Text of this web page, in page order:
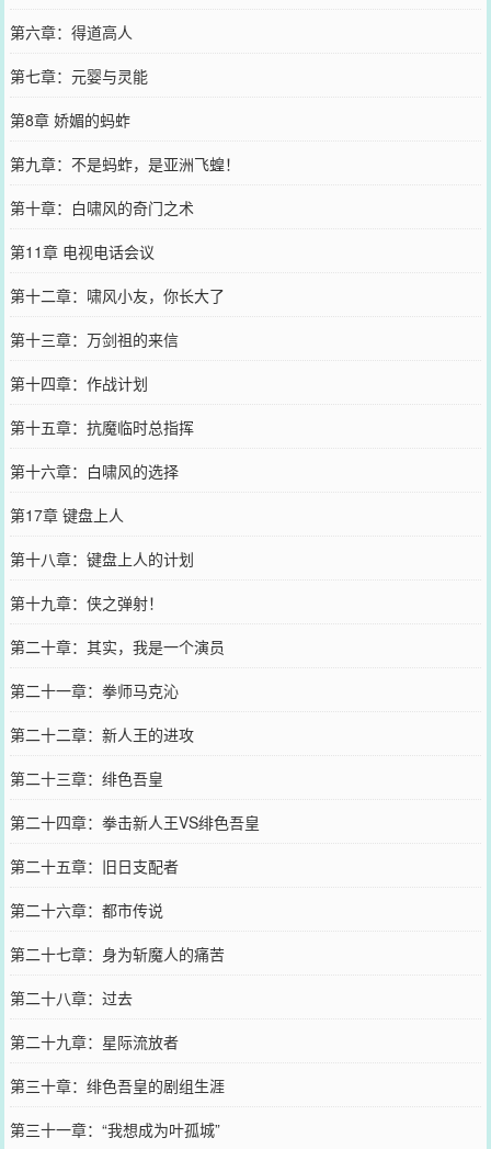
第六章：得道高人
第七章：元婴与灵能
第8章 娇媚的蚂蚱
第九章：不是蚂蚱，是亚洲飞蝗！
第十章：白啸风的奇门之术
第11章 电视电话会议
第十二章：啸风小友，你长大了
第十三章：万剑祖的来信
第十四章：作战计划
第十五章：抗魔临时总指挥
第十六章：白啸风的选择
第17章 键盘上人
第十八章：键盘上人的计划
第十九章：侠之弹射！
第二十章：其实，我是一个演员
第二十一章：拳师马克沁
第二十二章：新人王的进攻
第二十三章：绯色吾皇
第二十四章：拳击新人王VS绯色吾皇
第二十五章：旧日支配者
第二十六章：都市传说
第二十七章：身为斩魔人的痛苦
第二十八章：过去
第二十九章：星际流放者
第三十章：绯色吾皇的剧组生涯
第三十一章：“我想成为叶孤城”